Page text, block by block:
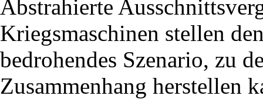
Abstrahierte
Kriegsmaschinen stellen
bedrohendes Szenario, zu
Zusammenhang herstellen